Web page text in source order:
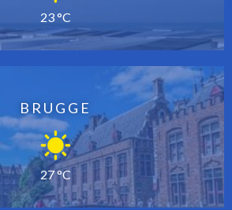
23 °C
BRUGGE
27 °C